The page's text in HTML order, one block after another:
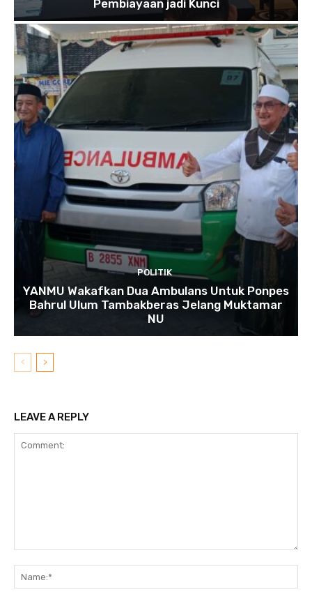
Pembiayaan jadi Kunci
POLITIK
YANMU Wakafkan Dua Ambulans Untuk Ponpes
Bahrul Ulum Tambakberas Jelang Muktamar
NU
LEAVE A REPLY